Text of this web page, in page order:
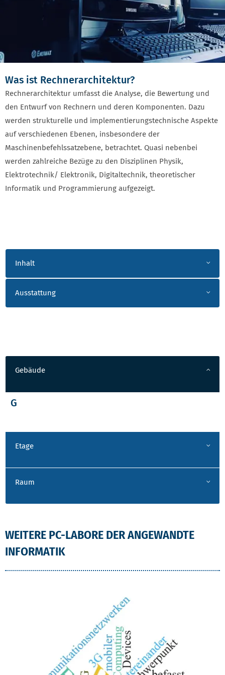
Was ist Rechnerarchitektur?
Rechnerarchitektur umfasst die Analyse, die Bewertung und
den Entwurf von Rechnern und deren Komponenten. Dazu
werden strukturelle und implementierungstechnische Aspekte
auf verschiedenen Ebenen, insbesondere der
Maschinenbefehlssatzebene, betrachtet. Quasi nebenbei
werden zahlreiche Bezüge zu den Disziplinen Physik,
Elektrotechnik/ Elektronik, Digitaltechnik, theoretischer
Informatik und Programmierung aufgezeigt.
AKKORDEON
Inhalt
Ausstattung
Gebäude
G
Etage
Raum
WEITERE PC-LABORE DER ANGEWANDTE
INFORMATIK